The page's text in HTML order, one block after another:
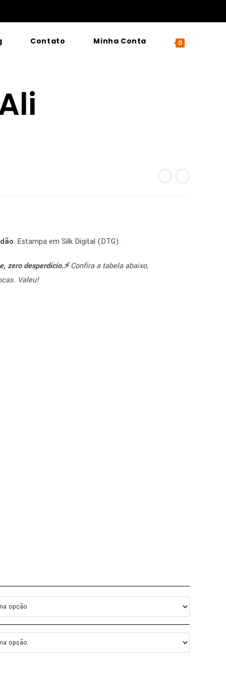
Contato Minha Conta 0
. Estampa em Silk Digital (DTG).
zero desperdício.⚡️Confira a tabela abaixo,
Valeu!